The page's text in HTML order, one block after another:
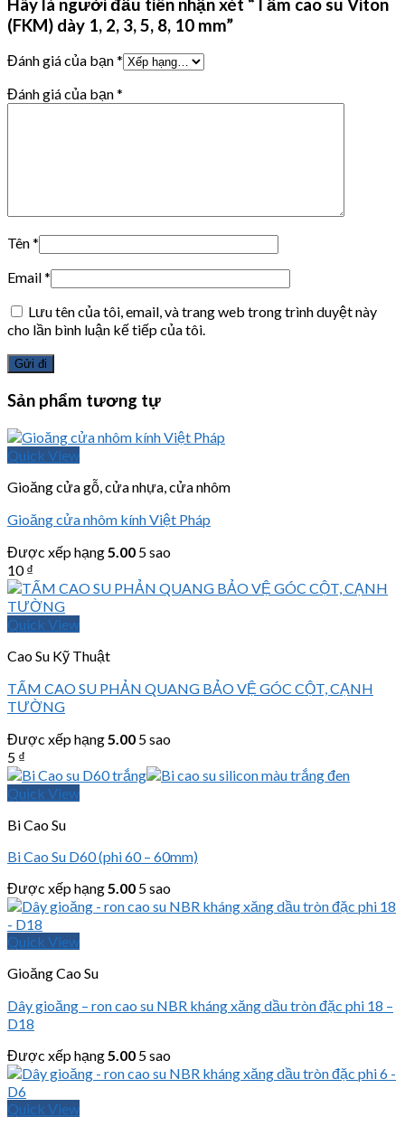
Hãy là người đầu tiên nhận xét “Tấm cao su Viton
(FKM) dày 1, 2, 3, 5, 8, 10 mm”
Đánh giá của bạn*
Đánh giá của bạn*
Tên*
Email*
Lưu tên của tôi, email, và trang web trong trình duyệt này
cho lần bình luận kế tiếp của tôi.
Sản phẩm tương tự
Quick View
Gioăng cửa gỗ, cửa nhựa, cửa nhôm
Gioăng cửa nhôm kính Việt Pháp
Được xếp hạng5.00 5 sao
10₫
Quick View
Cao Su Kỹ Thuật
TẤM CAO SU PHẢN QUANG BẢO VỆ GÓC CỘT, CẠNH
TƯỜNG
Được xếp hạng5.00 5 sao
5 ₫
Quick View
Bi Cao Su
Bi Cao Su D60 (phi 60 – 60mm)
Được xếp hạng5.00 5 sao
Quick View
Gioăng Cao Su
Dây gioăng – ron cao su NBR kháng xăng dầu tròn đặc phi 18 –
D18
Được xếp hạng5.00 5 sao
Quick View